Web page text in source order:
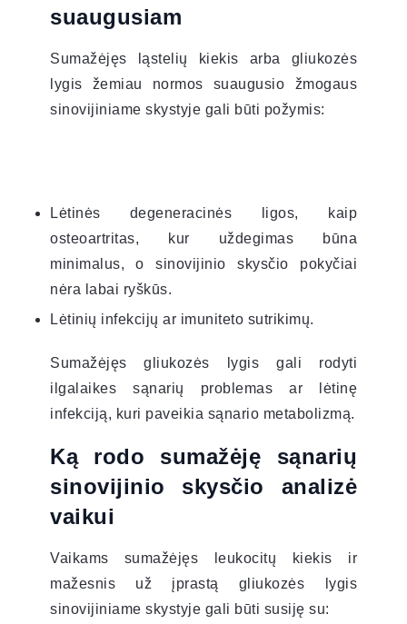
suaugusiam
Sumažėjęs ląstelių kiekis arba gliukozės
lygis žemiau normos suaugusio žmogaus
sinovijiniame skystyje gali būti požymis:
Lėtinės degeneracinės ligos, kaip
osteoartritas, kur uždegimas būna
minimalus, o sinovijinio skysčio pokyčiai
nėra labai ryškūs.
Lėtinių infekcijų ar imuniteto sutrikimų.
Sumažėjęs gliukozės lygis gali rodyti
ilgalaikes sąnarių problemas ar lėtinę
infekciją, kuri paveikia sąnario metabolizmą.
Ką rodo sumažėję sąnarių
sinovijinio skysčio analizė
vaikui
Vaikams sumažėjęs leukocitų kiekis ir
mažesnis už įprastą gliukozės lygis
sinovijiniame skystyje gali būti susiję su: